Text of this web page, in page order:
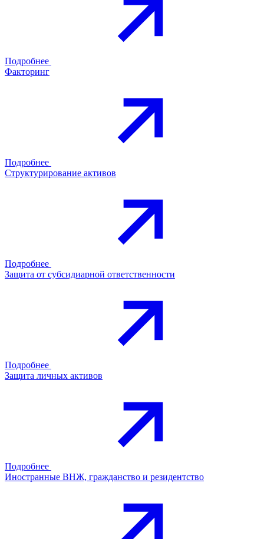
Подробнее
Факторинг
Подробнее
Структурирование активов
Подробнее
Защита от субсидиарной ответственности
Подробнее
Защита личных активов
Подробнее
Иностранные ВНЖ, гражданство и резидентство